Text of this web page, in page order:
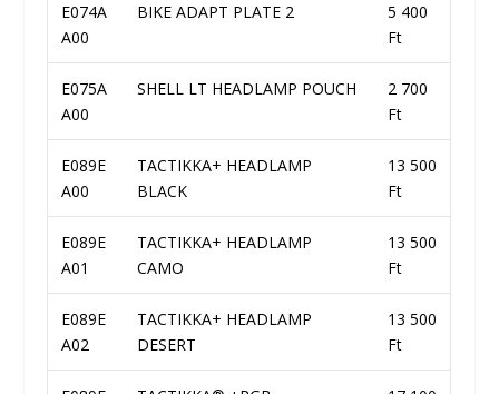
E074A
A00
BIKE ADAPT PLATE 2
5 400
Ft
E075A
A00
SHELL LT HEADLAMP POUCH
2 700
Ft
E089E
A00
TACTIKKA+ HEADLAMP
BLACK
13 500
Ft
E089E
A01
TACTIKKA+ HEADLAMP
CAMO
13 500
Ft
E089E
A02
TACTIKKA+ HEADLAMP
DESERT
13 500
Ft